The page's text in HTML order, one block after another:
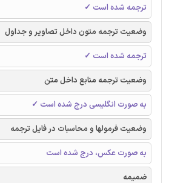
ترجمه شده است ✓
وضعیت ترجمه متون داخل تصاویر و جداول
ترجمه شده است ✓
وضعیت ترجمه منابع داخل متن
به صورت انگلیسی درج شده است ✓
وضعیت فرمولها و محاسبات در فایل ترجمه
به صورت عکس، درج شده است
ضمیمه